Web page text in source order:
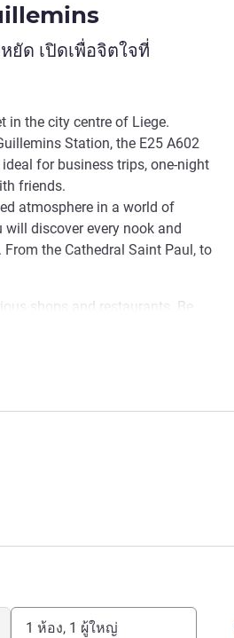
ยัด เปิดเพื่อจิตใจที่
in the city centre of Liege.
Station, the E25 A602
for business trips, one-night
friends.
atmosphere in a world of
discover every nook and
the Cathedral Saint Paul, to
shops and restaurants. Be
to be! Have a great night out in
characters and a King size
vous. O. ROUMA
1 ห้อง, 1 ผู้ใหญ่